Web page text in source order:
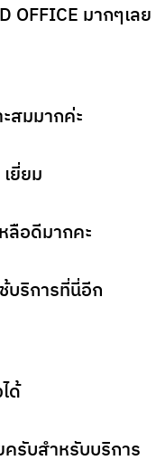
OFFICE มากๆเลย
สมมากค่ะ
ยี่ยม
ลือดีมากคะ
บริการที่นี่อีก
ด้
ครับสำหรับบริการ